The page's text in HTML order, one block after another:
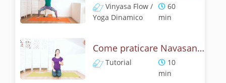
Vinyasa Flow /
Yoga Dinamico
60
min
Come praticare Navasana, la posizione della barca? Tutorial
Tutorial
10
min